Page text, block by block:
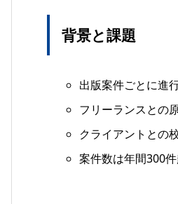
背景と課題
出版案件ごとに進
フリーランスとの
クライアントとの
案件数は年間300